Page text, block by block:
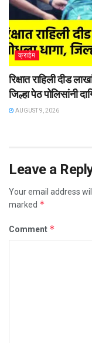
क्राईम
रिक्षात राहिली दीड
जिल्हा पेठ पोलिसांनी
AUGUST 9, 2026
Leave a
Your email address
marked *
Comment *